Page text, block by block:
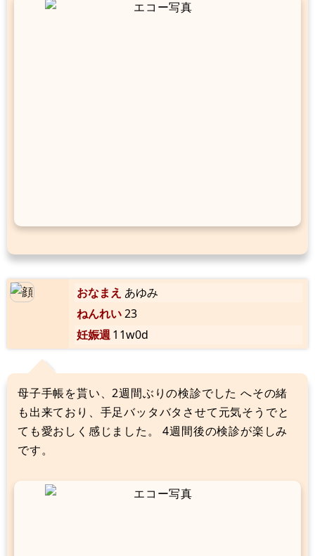
おなまえ あゆみ
ねんれい23
妊娠週11w0d
母子手帳を貰い、2週間ぶりの検診でした へその緒
も出来ており、手足バッタバタさせて元気そうでと
ても愛おしく感じました。 4週間後の検診が楽しみ
です。